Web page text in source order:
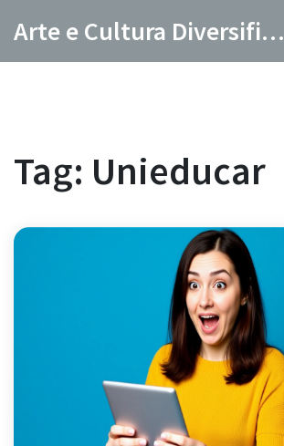
Arte e Cultura Diversificada
Tag: Unieducar